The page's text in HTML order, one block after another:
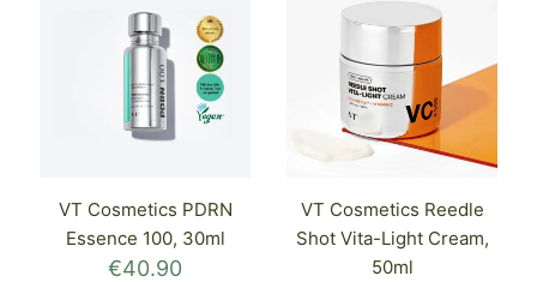
VT Cosmetics PDRN
Essence 100, 30ml
€40.90
VT Cosmetics Reedle
Shot Vita-Light Cream,
50ml